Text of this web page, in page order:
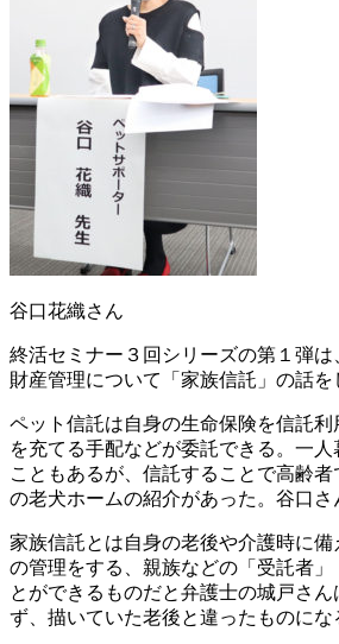
谷口花織さん
終活セミナー３回シリーズの第１弾
財産管理について「家族信託」の話を
ペット信託は自身の生命保険を信託
を充てる手配などが委託できる。一
こともあるが、信託することで高齢
の老犬ホームの紹介があった。谷口
家族信託とは自身の老後や介護時に
の管理をする、親族などの「受託者
とができるものだと弁護士の城戸さ
ず、描いていた老後と違ったものにな